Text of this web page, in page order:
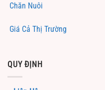
Chăn Nuôi
Giá Cả Thị Trường
QUY ĐỊNH